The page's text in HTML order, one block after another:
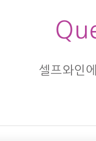
셀프와인